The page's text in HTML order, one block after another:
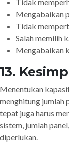
Mengabaikan
Tidak
Salah memilih
Mengabaikan
13.
Menentukan
menghitung jumlah
tepat juga harus
sistem, jumlah
diperlukan.